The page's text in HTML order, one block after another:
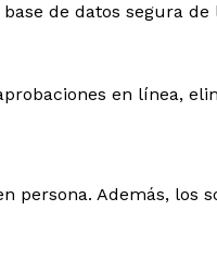
de datos segura
en línea,
persona. Además, los